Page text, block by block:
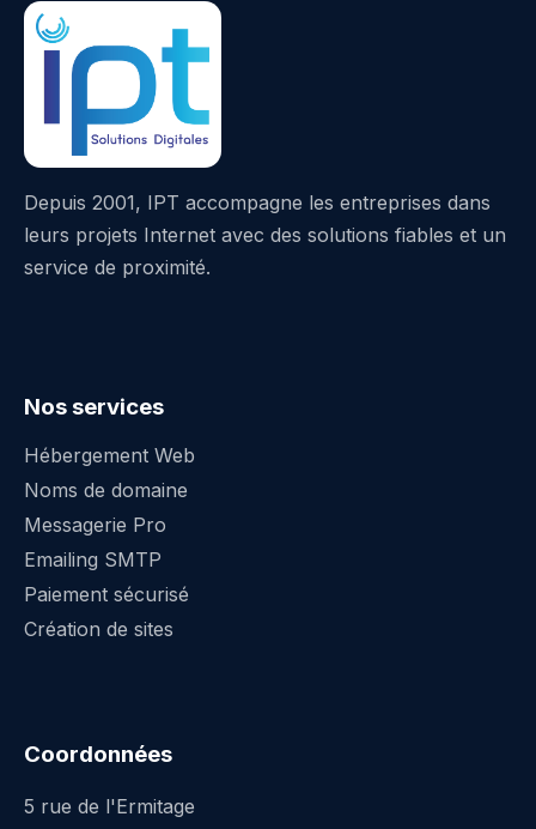
Depuis 2001, IPT accompagne les entreprises dans
leurs projets Internet avec des solutions fiables et un
service de proximité.
Nos services
Hébergement Web
Noms de domaine
Messagerie Pro
Emailing SMTP
Paiement sécurisé
Création de sites
Coordonnées
5 rue de l'Ermitage